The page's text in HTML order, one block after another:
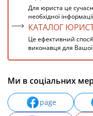
Для юриста це
необхідної інформації
КАТАЛОГ
Це ефективний
виконавця для
Ми в соціальних
page